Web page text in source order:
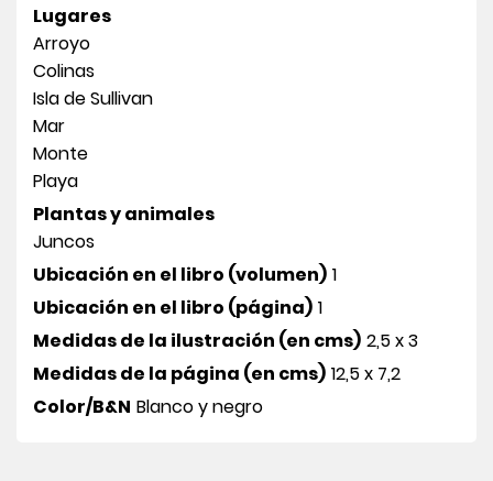
Lugares
Arroyo
Colinas
Isla de Sullivan
Mar
Monte
Playa
Plantas y animales
Juncos
Ubicación en el libro (volumen) 1
Ubicación en el libro (página) 1
Medidas de la ilustración (en cms) 2,5 x 3
Medidas de la página (en cms) 12,5 x 7,2
Color/B&N Blanco y negro